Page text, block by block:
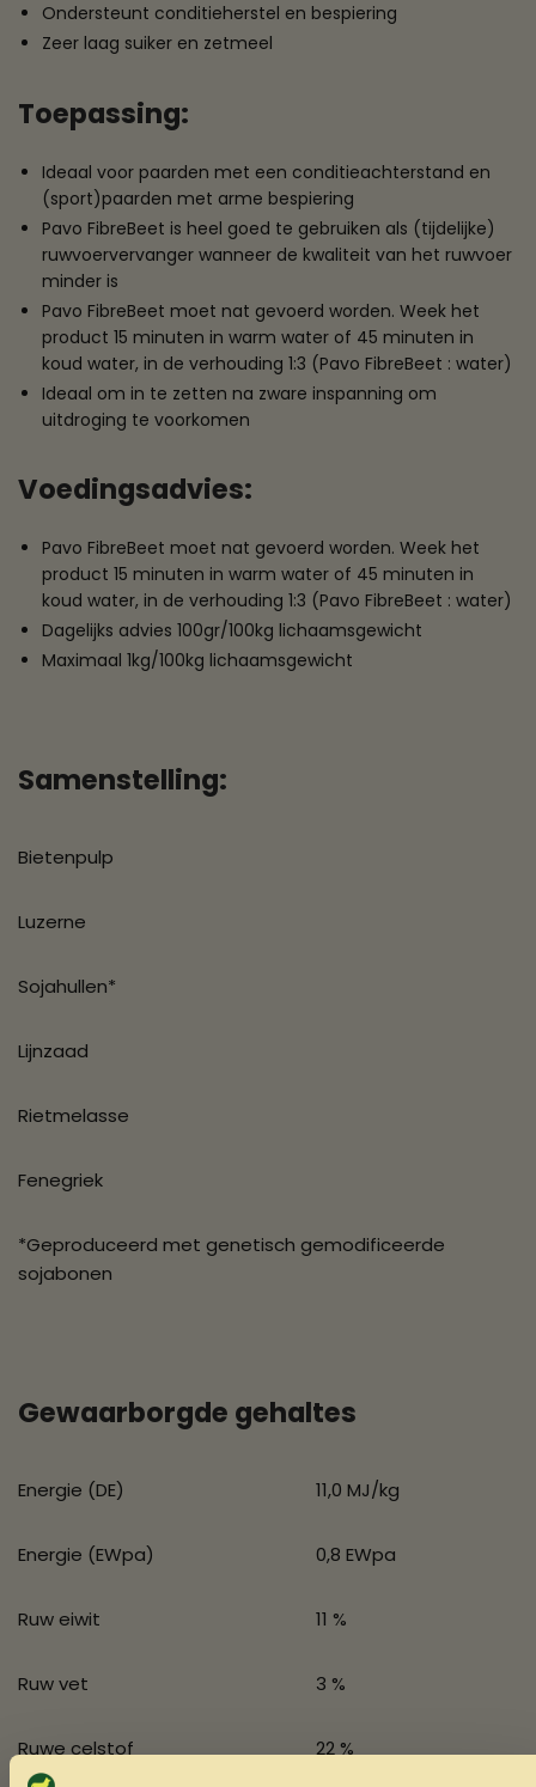
Ondersteunt conditieherstel en bespiering
Zeer laag suiker en zetmeel
Toepassing:
Ideaal voor paarden met een conditieachterstand en
(sport)paarden met arme bespiering
Pavo FibreBeet is heel goed te gebruiken als (tijdelijke)
ruwvoervervanger wanneer de kwaliteit van het ruwvoer
minder is
Pavo FibreBeet moet nat gevoerd worden. Week het
product 15 minuten in warm water of 45 minuten in
koud water, in de verhouding 1:3 (Pavo FibreBeet : water)
Ideaal om in te zetten na zware inspanning om
uitdroging te voorkomen
Voedingsadvies:
Pavo FibreBeet moet nat gevoerd worden. Week het
product 15 minuten in warm water of 45 minuten in
koud water, in de verhouding 1:3 (Pavo FibreBeet : water)
Dagelijks advies 100gr/100kg lichaamsgewicht
Maximaal 1kg/100kg lichaamsgewicht
Samenstelling:
Bietenpulp
Luzerne
Sojahullen*
Lijnzaad
Rietmelasse
Fenegriek
*Geproduceerd met genetisch gemodificeerde
sojabonen
Gewaarborgde gehaltes
Energie (DE) 11,0 MJ/kg
Energie (EWpa) 0,8 EWpa
Ruw eiwit 11 %
Ruw vet 3 %
Ruwe celstof 22 %